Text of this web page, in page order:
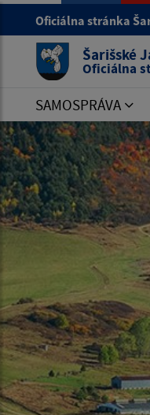
Oficiálna stránka
Šarišské
Oficiálna
SAMOSPRÁVA